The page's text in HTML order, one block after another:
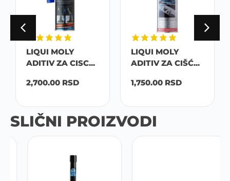
LIQUI MOLY
ADITIV ZA CISC...
2,700.00 RSD
LIQUI MOLY
ADITIV ZA CIŠĆ...
1,750.00 RSD
SLIČNI PROIZVODI